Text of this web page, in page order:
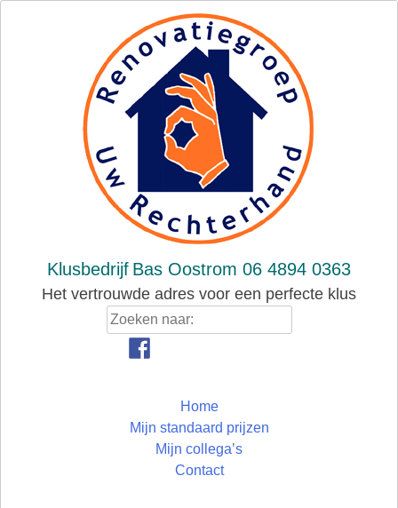
Klusbedrijf Bas Oostrom 06 4894 0363
Het vertrouwde adres voor een perfecte klus
Home
Mijn standaard prijzen
Mijn collega’s
Contact